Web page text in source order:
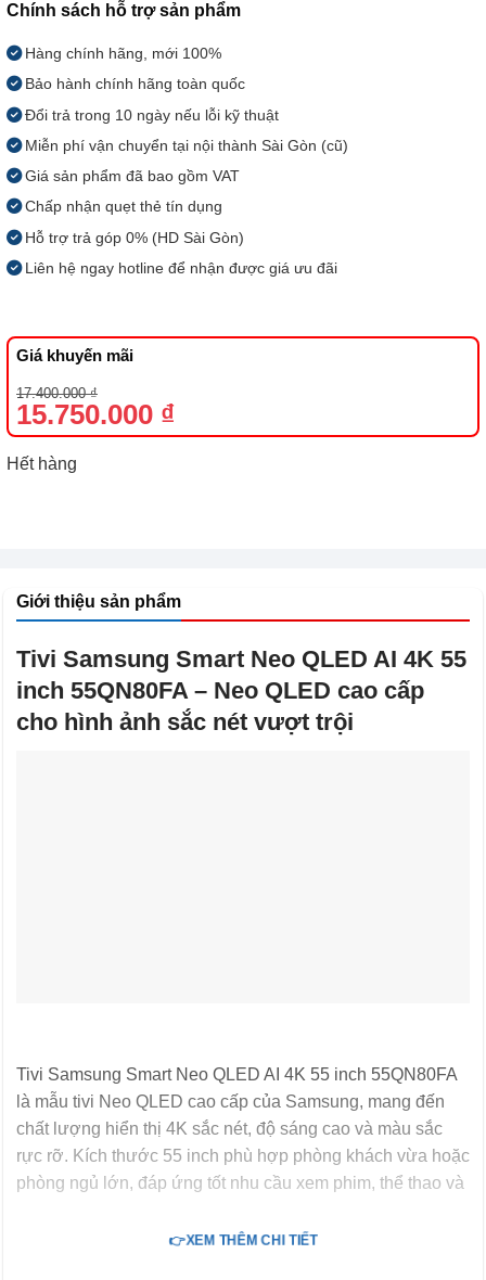
Chính sách hỗ trợ sản phẩm
Hàng chính hãng, mới 100%
Bảo hành chính hãng toàn quốc
Đổi trả trong 10 ngày nếu lỗi kỹ thuật
Miễn phí vận chuyển tại nội thành Sài Gòn (cũ)
Giá sản phẩm đã bao gồm VAT
Chấp nhận quẹt thẻ tín dụng
Hỗ trợ trả góp 0% (HD Sài Gòn)
Liên hệ ngay hotline để nhận được giá ưu đãi
Giá khuyến mãi
17.400.000₫
Giá
gốc
là:
17.400.000 ₫.
15.750.000 ₫
Giá
hiện
tại
là:
15.750.000 ₫.
Hết hàng
Giới thiệu sản phẩm
Tivi Samsung Smart Neo QLED AI 4K 55
inch 55QN80FA – Neo QLED cao cấp
cho hình ảnh sắc nét vượt trội
Tivi Samsung Smart Neo QLED AI 4K 55 inch 55QN80FA
là mẫu tivi Neo QLED cao cấp của Samsung, mang đến
chất lượng hiển thị 4K sắc nét, độ sáng cao và màu sắc
rực rỡ. Kích thước 55 inch phù hợp phòng khách vừa hoặc
phòng ngủ lớn, đáp ứng tốt nhu cầu xem phim, thể thao và
thành điểm nhấn tinh tế trong không gian sống.
👉XEM THÊM CHI TIẾT